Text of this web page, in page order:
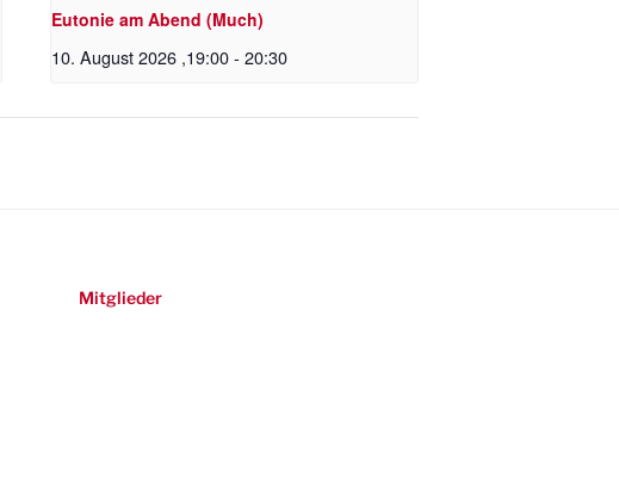
Eutonie am Abend (Much)
10. August 2026 ,19:00- 20:30
Mitglieder